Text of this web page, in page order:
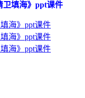
卫填海》ppt课件